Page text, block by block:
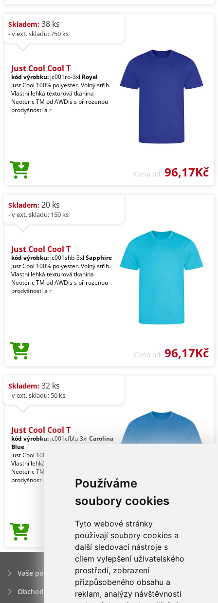
Používáme
soubory cookies
Tyto webové stránky
používají soubory cookies a
další sledovací nástroje s
cílem vylepšení uživatelského
prostředí, zobrazení
přizpůsobeného obsahu a
reklam, analýzy návštěvnosti
Skladem: 38 ks
- v ext. skladu: 750 ks
Just Cool Cool T
kód výrobku: jc001ro-3xl Royal
Just Cool 100% polyester. Volný střih.
Vlastní lehká texturová tkanina
Neoteric TM od AWDis s přirozenou
prodyšností a r
Cena od 96,17Kč
Skladem: 20 ks
- v ext. skladu: 150 ks
Just Cool Cool T
kód výrobku: jc001shb-3xl Sapphire
Just Cool 100% polyester. Volný střih.
Vlastní lehká texturová tkanina
Neoteric TM od AWDis s přirozenou
prodyšností a r
Cena od 96,17Kč
Skladem: 32 ks
- v ext. skladu: 50 ks
Just Cool Cool T
kód výrobku: jc001cfblu-3xl Carolina
Blue
Just Cool 100% polyester. Volný střih.
Vlastní lehká texturová tkanina
Neoteric TM od AWDis s přirozenou
prodyšností a r
Cena od96,17Kč
Vaše poptávka
Obchodní podmínky